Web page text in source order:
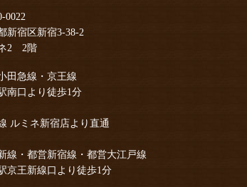
0022
新宿区新宿3-38-2
2 2階
田急線・京王線
南口より徒歩1分
ルミネ新宿店より直通
線・都営新宿線・都営大江戸線
京王新線口より徒歩1分